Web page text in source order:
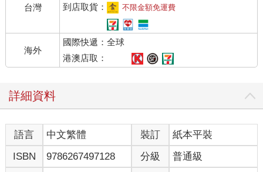
想祢時，祢在心田。
這是佛歌，不是情歌，密教的觀想，就是把本尊從「天邊」迎到
行者的「心田」。
然後，
無二無別，自己成為本尊，二合一，行者就變化成本尊。
本尊是誰？
本尊就是「我」。本尊是「盧師尊」。
告訴大家一個驚人的信息：
台灣
到店取貨：
不限金額免運費
海外
國際快遞：全球
港澳店取：
詳細資料
語言 中文繁體 裝訂
紙本平裝
ISBN
9786267497128 分級 普通級